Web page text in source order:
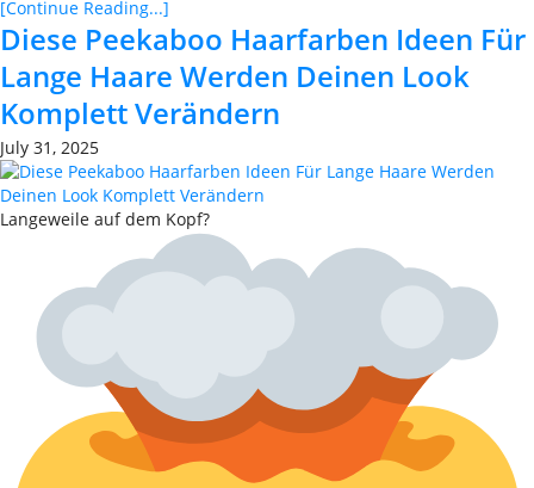
[Continue Reading...]
Diese Peekaboo Haarfarben Ideen Für
Lange Haare Werden Deinen Look
Komplett Verändern
July 31, 2025
Langeweile auf dem Kopf?